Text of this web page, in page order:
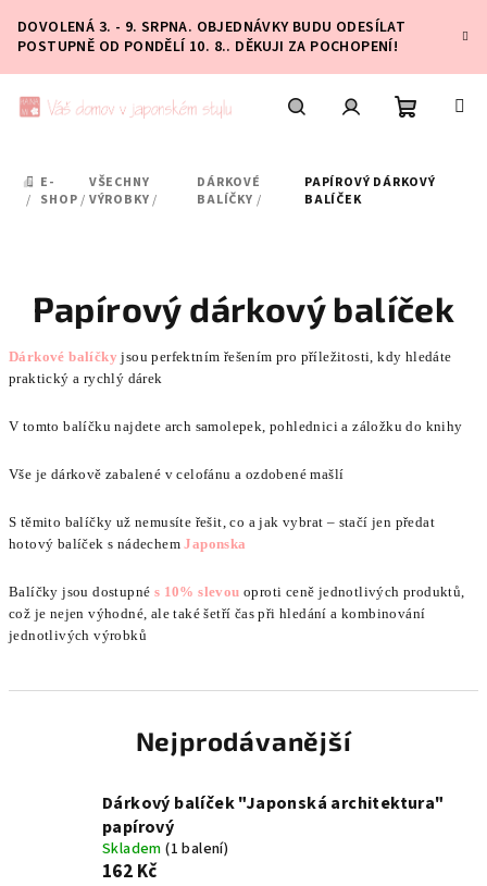
obsah
DOVOLENÁ 3. - 9. SRPNA. OBJEDNÁVKY BUDU ODESÍLAT
POSTUPNĚ OD PONDĚLÍ 10. 8.. DĚKUJI ZA POCHOPENÍ!
DOMŮ
/
E-
SHOP/
VŠECHNY
VÝROBKY/
DÁRKOVÉ
BALÍČKY /
PAPÍROVÝ DÁRKOVÝ
BALÍČEK
Papírový dárkový balíček
Dárkové balíčky jsou perfektním řešením pro příležitosti, kdy hledáte
praktický a rychlý dárek
V tomto balíčku najdete arch samolepek, pohlednici a záložku do knihy
Vše je dárkově zabalené v celofánu a ozdobené mašlí
S těmito balíčky už nemusíte řešit, co a jak vybrat – stačí jen předat
hotový balíček s nádechemJaponska
Balíčky jsou dostupné s 10% slevou oproti ceně jednotlivých produktů,
což je nejen výhodné, ale také šetří čas při hledání a kombinování
jednotlivých výrobků
Nejprodávanější
Dárkový balíček "Japonská architektura"
papírový
Skladem(1 balení)
162 Kč